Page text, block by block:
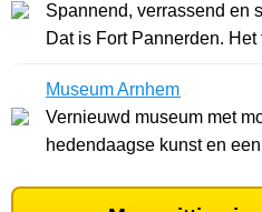
Spannend, verrassend en
Dat is Fort Pannerden.
Museum Arnhem
Vernieuwd museum met
hedendaagse kunst en